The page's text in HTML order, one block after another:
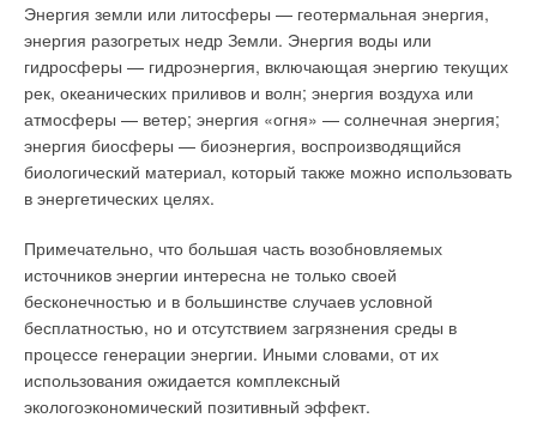
Энергия земли или литосферы — геотермальная энергия,
энергия разогретых недр Земли. Энергия воды или
гидросферы — гидроэнергия, включающая энергию текущих
рек, океанических приливов и волн; энергия воздуха или
атмосферы — ветер; энергия «огня» — солнечная энергия;
энергия биосферы — биоэнергия, воспроизводящийся
биологический материал, который также можно использовать
в энергетических целях.
Примечательно, что большая часть возобновляемых
источников энергии интересна не только своей
бесконечностью и в большинстве случаев условной
бесплатностью, но и отсутствием загрязнения среды в
процессе генерации энергии. Иными словами, от их
использования ожидается комплексный
экологоэкономический позитивный эффект.
Комментарий к статье «Гашение гидравлических
ударов…»
Программа импортозамещения: котлы нового поколения
от ВаltGaz
Bosch Thermotechnik: новая концепция оборудования
Техническая составляющая диспетчеризации котельных
Строительные нормы тепловой защиты зданий.
Особенности национальной теплотехники
Как отказаться от радиаторов?
Итоги выставки «Мир Климата ’2015»
Особенности развития плоской вентиляционной струи
Изолированные регионы России нуждаются в